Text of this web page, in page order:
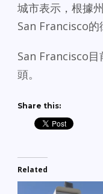
城市表示，根據
San Francisco的
San Francisco目
頭。
Share this:
Related